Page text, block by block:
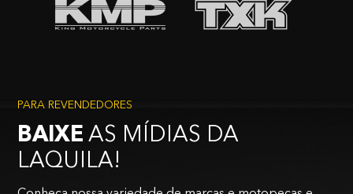
PARA REVENDEDORES
BAIXE AS MÍDIAS DA
LAQUILA!